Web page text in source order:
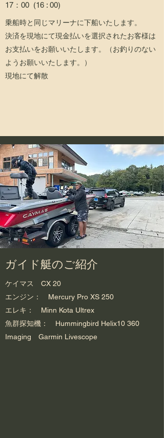
17：00 (16 : 00)
乗船時と同じマリーナに下船いたします。
決済を現地にて現金払いを選択されたお客様は
お支払いをお願いいたします。（お釣りのない
ようお願いいたします。）
現地にて解散
ガイド艇のご紹介
ケイマス CX 20
エンジン： Mercury Pro XS 250
エレキ： Minn Kota Ultrex
​魚群探知機： Hummingbird Helix10 360
Imaging Garmin Livescope